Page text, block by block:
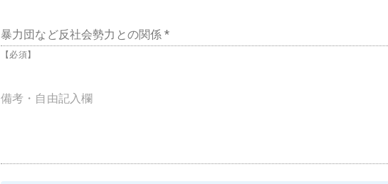
暴力団など反社会勢力との関係 *
【必須】
備考・自由記入欄